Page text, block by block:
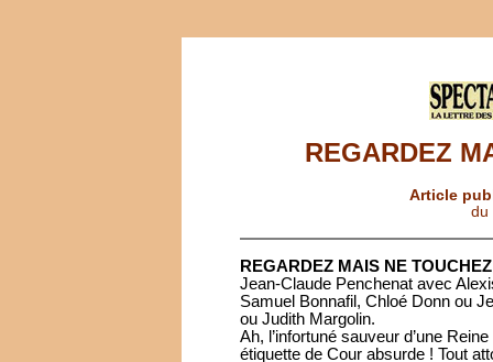
REGARDEZ
Article
du
REGARDEZ MAIS NE
Jean-Claude Penchenat avec
Samuel Bonnafil, Chloé Donn ou
ou Judith Margolin.
Ah, l’infortuné sauveur d’une
étiquette de Cour absurde ! Tout